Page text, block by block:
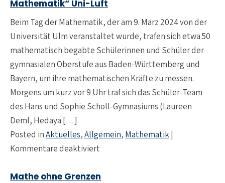
Mathematik“ Uni-Luft
Beim Tag der Mathematik, der am 9. März 2024 von der
Universität Ulm veranstaltet wurde, trafen sich etwa 50
mathematisch begabte Schülerinnen und Schüler der
gymnasialen Oberstufe aus Baden-Württemberg und
Bayern, um ihre mathematischen Kräfte zu messen.
Morgens um kurz vor 9 Uhr traf sich das Schüler-Team
des Hans und Sophie Scholl-Gymnasiums (Laureen
Deml, Hedaya […]
Posted inAktuelles,Allgemein, Mathematik|
Kommentare deaktiviert
Mathe ohne Grenzen